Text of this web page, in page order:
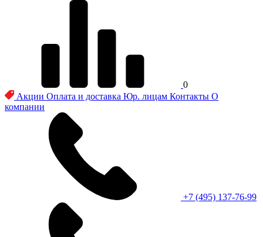
0
Акции Оплата и доставка Юр. лицам Контакты О
компании
+7 (495) 137-76-99